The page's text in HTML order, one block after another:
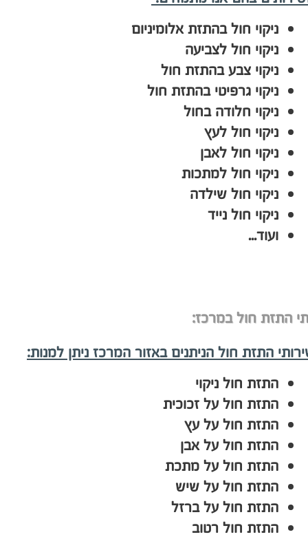
ניקוי חול בהתזת אלומיניום
ניקוי חול לצביעה
ניקוי צבע בהתזת חול
ניקוי גרפיטי בהתזת חול
ניקוי חלודה בחול
ניקוי חול לעץ
ניקוי חול לאבן
ניקוי חול למתכות
ניקוי חול שילדה
ניקוי חול נייד
ועוד...
התזת חול במרכז:
התזת חול הניתנים באזור המרכז ניתן למנות:
התזת חול ניקוי
התזת חול על זכוכית
התזת חול על עץ
התזת חול על אבן
התזת חול על מתכת
התזת חול על שיש
התזת חול על ברזל
התזת חול רטוב